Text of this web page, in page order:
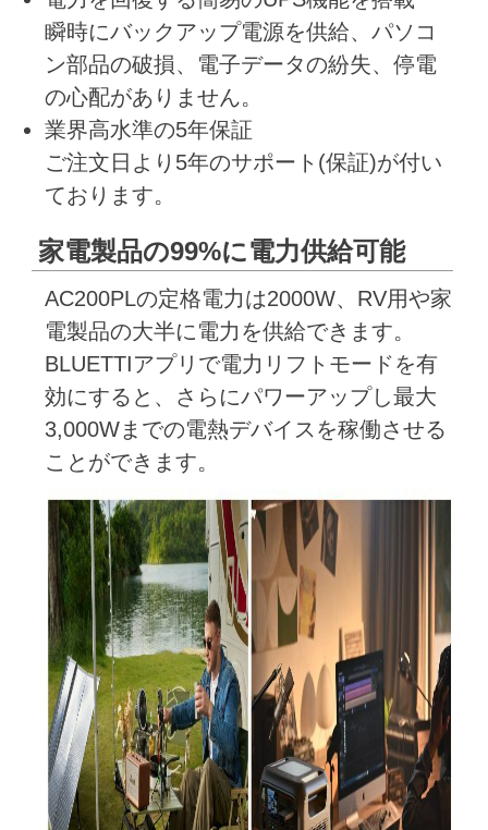
瞬時にバックアップ電源を供給、パソコ
ン部品の破損、電子データの紛失、停電
の心配がありません。
業界高水準の5年保証
ご注文日より5年のサポート(保証)が付い
ております。
家電製品の99%に電力供給可能
AC200PLの定格電力は2000W、RV用や家
電製品の大半に電力を供給できます。
BLUETTIアプリで電力リフトモードを有
効にすると、さらにパワーアップし最大
3,000Wまでの電熱デバイスを稼働させる
ことができます。